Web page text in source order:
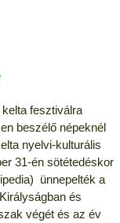
fesztiválra
beszélő népeknél
nyelvi-kulturális
31-én sötétedéskor
ünnepelték a
és
végét és az év